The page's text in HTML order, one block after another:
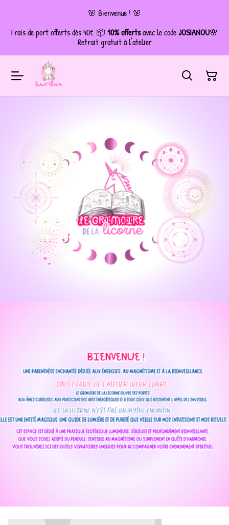
🌸 Bienvenue ! 🌸
Frais de port offerts dès 40€ 📦 10% offertsavec le codeJOSIANOU🌸
Retrait gratuit à l'atelier